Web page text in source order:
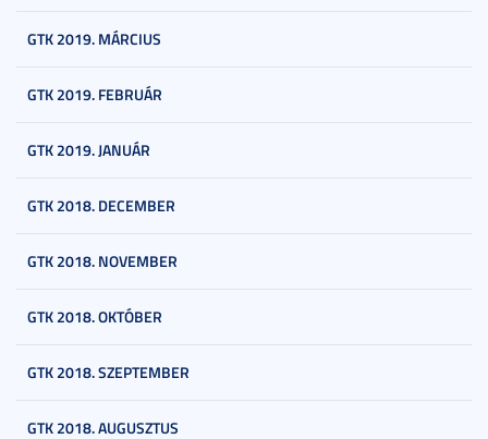
GTK 2019. MÁRCIUS
GTK 2019. FEBRUÁR
GTK 2019. JANUÁR
GTK 2018. DECEMBER
GTK 2018. NOVEMBER
GTK 2018. OKTÓBER
GTK 2018. SZEPTEMBER
GTK 2018. AUGUSZTUS